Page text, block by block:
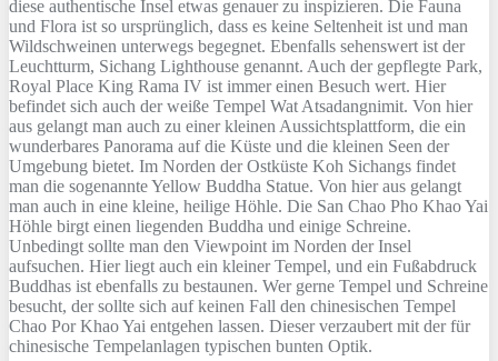
diese authentische Insel etwas genauer zu inspizieren. Die Fauna
und Flora ist so ursprünglich, dass es keine Seltenheit ist und man
Wildschweinen unterwegs begegnet. Ebenfalls sehenswert ist der
Leuchtturm, Sichang Lighthouse genannt. Auch der gepflegte Park,
Royal Place King Rama IV ist immer einen Besuch wert. Hier
befindet sich auch der weiße Tempel Wat Atsadangnimit. Von hier
aus gelangt man auch zu einer kleinen Aussichtsplattform, die ein
wunderbares Panorama auf die Küste und die kleinen Seen der
Umgebung bietet. Im Norden der Ostküste Koh Sichangs findet
man die sogenannte Yellow Buddha Statue. Von hier aus gelangt
man auch in eine kleine, heilige Höhle. Die San Chao Pho Khao Yai
Höhle birgt einen liegenden Buddha und einige Schreine.
Unbedingt sollte man den Viewpoint im Norden der Insel
aufsuchen. Hier liegt auch ein kleiner Tempel, und ein Fußabdruck
Buddhas ist ebenfalls zu bestaunen. Wer gerne Tempel und Schreine
besucht, der sollte sich auf keinen Fall den chinesischen Tempel
Chao Por Khao Yai entgehen lassen. Dieser verzaubert mit der für
chinesische Tempelanlagen typischen bunten Optik.